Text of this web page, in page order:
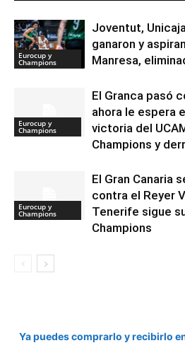
Eurocup y
Champions
Joventut,
ganaron y
Manresa,
Eurocup y
Champions
El Granca pasó
ahora le espera
victoria del
Champions y
Eurocup y
Champions
El Gran Canaria
contra el Reyer
Tenerife sigue
Champions
Ya puedes comprarlo y recibirlo